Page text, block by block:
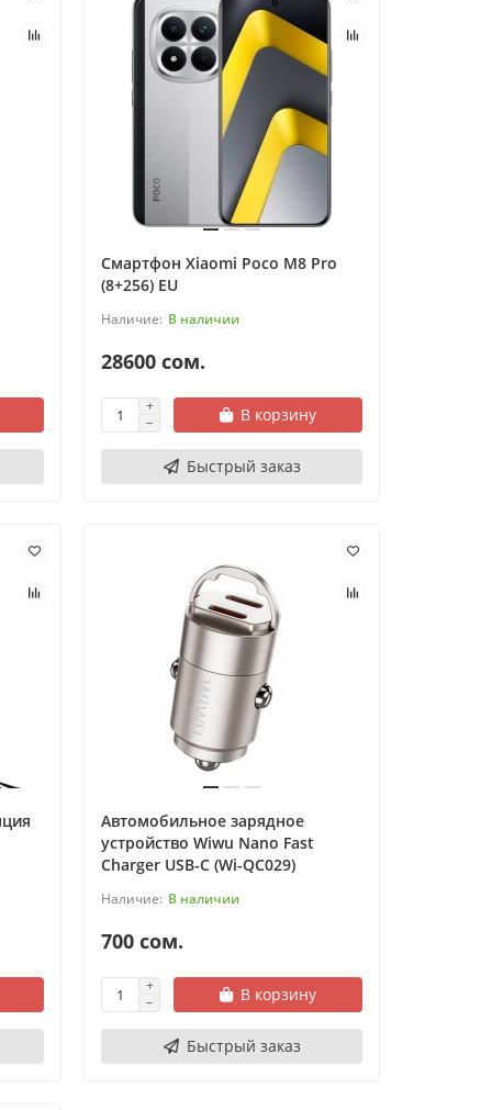
Смартфон Xiaomi Poco M8 Pro
(8+256) EU
В наличии
28600 сом.
В корзину
Быстрый заказ
Автомобильное зарядное
устройство Wiwu Nano Fast
Charger USB-C (Wi-QC029)
В наличии
700 сом.
В корзину
Быстрый заказ